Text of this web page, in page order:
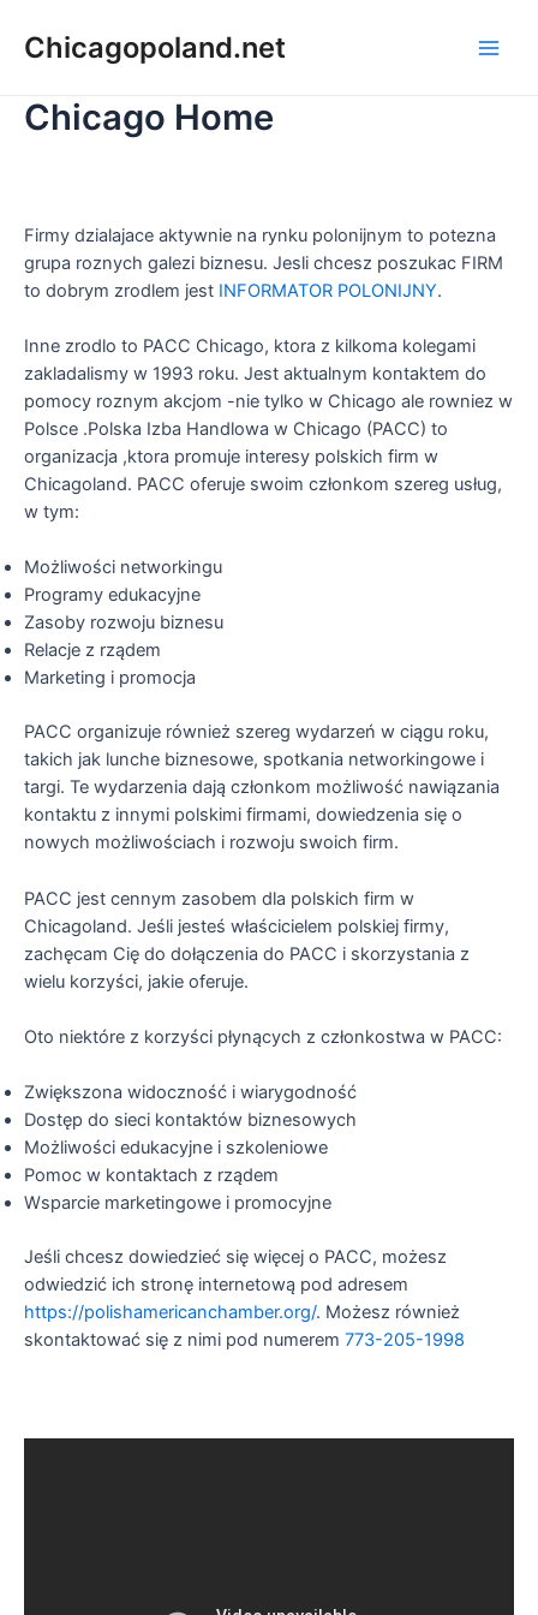
Chicagopoland.net
Chicago Home
Firmy dzialajace aktywnie na rynku polonijnym to potezna
grupa roznych galezi biznesu. Jesli chcesz poszukac FIRM
to dobrym zrodlem jest INFORMATOR POLONIJNY.
Inne zrodlo to PACC Chicago, ktora z kilkoma kolegami
zakladalismy w 1993 roku. Jest aktualnym kontaktem do
pomocy roznym akcjom -nie tylko w Chicago ale rowniez w
Polsce .Polska Izba Handlowa w Chicago (PACC) to
organizacja ,ktora promuje interesy polskich firm w
Chicagoland. PACC oferuje swoim członkom szereg usług,
w tym:
Możliwości networkingu
Programy edukacyjne
Zasoby rozwoju biznesu
Relacje z rządem
Marketing i promocja
PACC organizuje również szereg wydarzeń w ciągu roku,
takich jak lunche biznesowe, spotkania networkingowe i
targi. Te wydarzenia dają członkom możliwość nawiązania
kontaktu z innymi polskimi firmami, dowiedzenia się o
nowych możliwościach i rozwoju swoich firm.
PACC jest cennym zasobem dla polskich firm w
Chicagoland. Jeśli jesteś właścicielem polskiej firmy,
zachęcam Cię do dołączenia do PACC i skorzystania z
wielu korzyści, jakie oferuje.
Oto niektóre z korzyści płynących z członkostwa w PACC:
Zwiększona widoczność i wiarygodność
Dostęp do sieci kontaktów biznesowych
Możliwości edukacyjne i szkoleniowe
Pomoc w kontaktach z rządem
Wsparcie marketingowe i promocyjne
Jeśli chcesz dowiedzieć się więcej o PACC, możesz
odwiedzić ich stronę internetową pod adresem
https://polishamericanchamber.org/. Możesz również
skontaktować się z nimi pod numerem 773-205-1998